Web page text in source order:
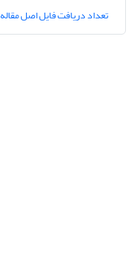
تعداد دریافت فایل اصل مقاله